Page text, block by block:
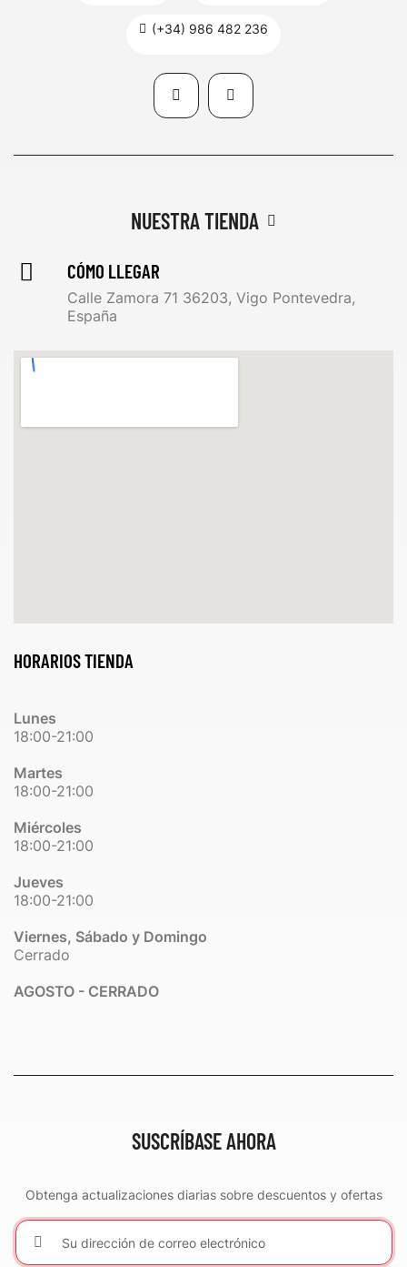
(+34) 986 482 236
NUESTRA TIENDA
CÓMO LLEGAR
Calle Zamora 71 36203, Vigo Pontevedra,
España
HORARIOS TIENDA
Lunes
18:00-21:00
Martes
18:00-21:00
Miércoles
18:00-21:00
Jueves
18:00-21:00
Viernes, Sábado y Domingo
Cerrado
AGOSTO - CERRADO
SUSCRÍBASE AHORA
Obtenga actualizaciones diarias sobre descuentos y ofertas